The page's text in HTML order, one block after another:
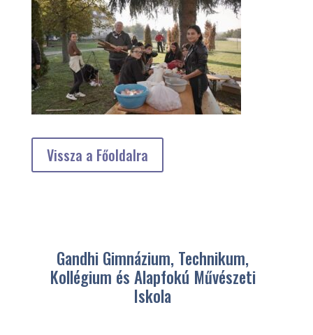
Vissza a Főoldalra
Gandhi Gimnázium, Technikum,
Kollégium és Alapfokú Művészeti
Iskola